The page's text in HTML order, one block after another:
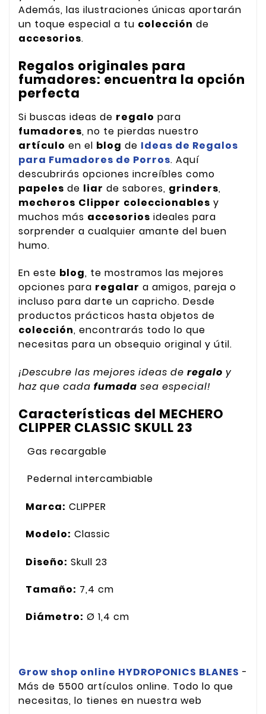
Además, las ilustraciones únicas aportarán
un toque especial a tu colección de
accesorios.
Regalos originales para
fumadores: encuentra la opción
perfecta
Si buscas ideas de regalo para
fumadores, no te pierdas nuestro
artículo en el blog de Ideas de Regalos
para Fumadores de Porros. Aquí
descubrirás opciones increíbles como
papeles de liar de sabores, grinders,
mecheros Clipper coleccionables y
muchos más accesorios ideales para
sorprender a cualquier amante del buen
humo.
En este blog, te mostramos las mejores
opciones para regalar a amigos, pareja o
incluso para darte un capricho. Desde
productos prácticos hasta objetos de
colección, encontrarás todo lo que
necesitas para un obsequio original y útil.
¡Descubre las mejores ideas de regalo y
haz que cada fumada sea especial!
Características del MECHERO
CLIPPER CLASSIC SKULL 23
Gas recargable
Pedernal intercambiable
Marca: CLIPPER
Modelo: Classic
Diseño: Skull 23
Tamaño: 7,4 cm
Diámetro: Ø 1,4 cm
Grow shop online HYDROPONICS BLANES -
Más de 5500 artículos online. Todo lo que
necesitas, lo tienes en nuestra web